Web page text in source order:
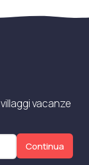
vacanze
Continua